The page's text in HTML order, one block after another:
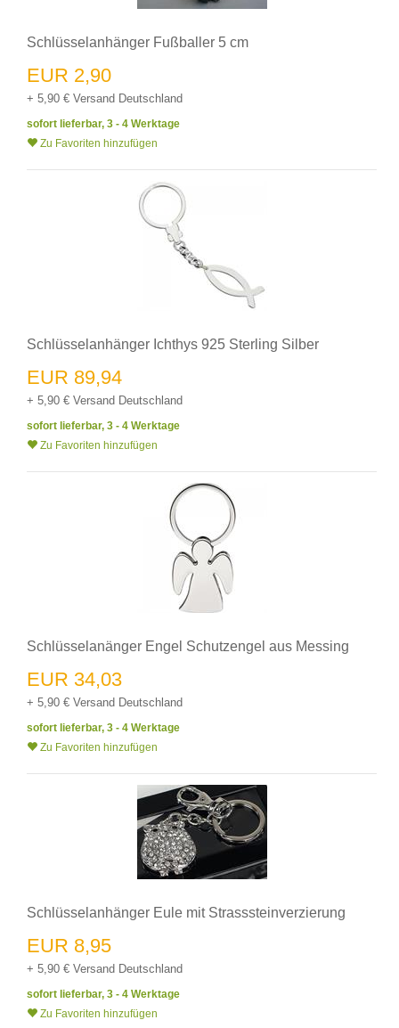
Schlüsselanhänger Fußballer 5 cm
EUR 2,90
+ 5,90 € Versand Deutschland
sofort lieferbar, 3 - 4 Werktage
Zu Favoriten hinzufügen
Schlüsselanhänger Ichthys 925 Sterling Silber
EUR 89,94
+ 5,90 € Versand Deutschland
sofort lieferbar, 3 - 4 Werktage
Zu Favoriten hinzufügen
Schlüsselanänger Engel Schutzengel aus Messing
EUR 34,03
+ 5,90 € Versand Deutschland
sofort lieferbar, 3 - 4 Werktage
Zu Favoriten hinzufügen
Schlüsselanhänger Eule mit Strasssteinverzierung
EUR 8,95
+ 5,90 € Versand Deutschland
sofort lieferbar, 3 - 4 Werktage
Zu Favoriten hinzufügen